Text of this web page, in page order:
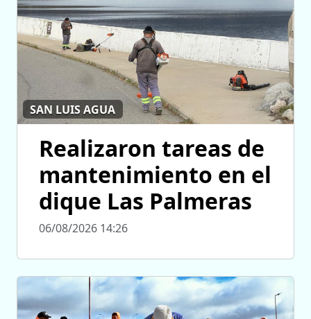
SAN LUIS AGUA
Realizaron tareas de
mantenimiento en el
dique Las Palmeras
06/08/2026 14:26